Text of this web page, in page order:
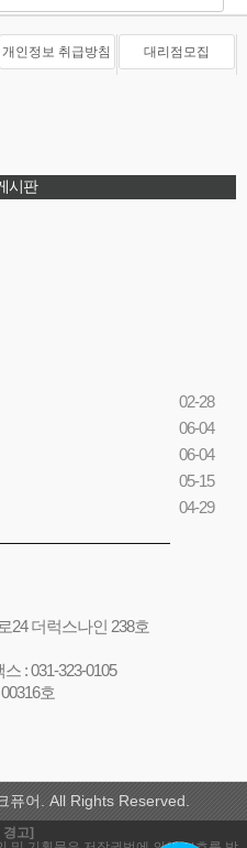
개인정보 취급방침 대리점모집
시판
02-28
06-04
06-04
05-15
04-29
24 더럭스나인 238호
: 031-323-0105
호
어. All Rights Reserved.
경고]